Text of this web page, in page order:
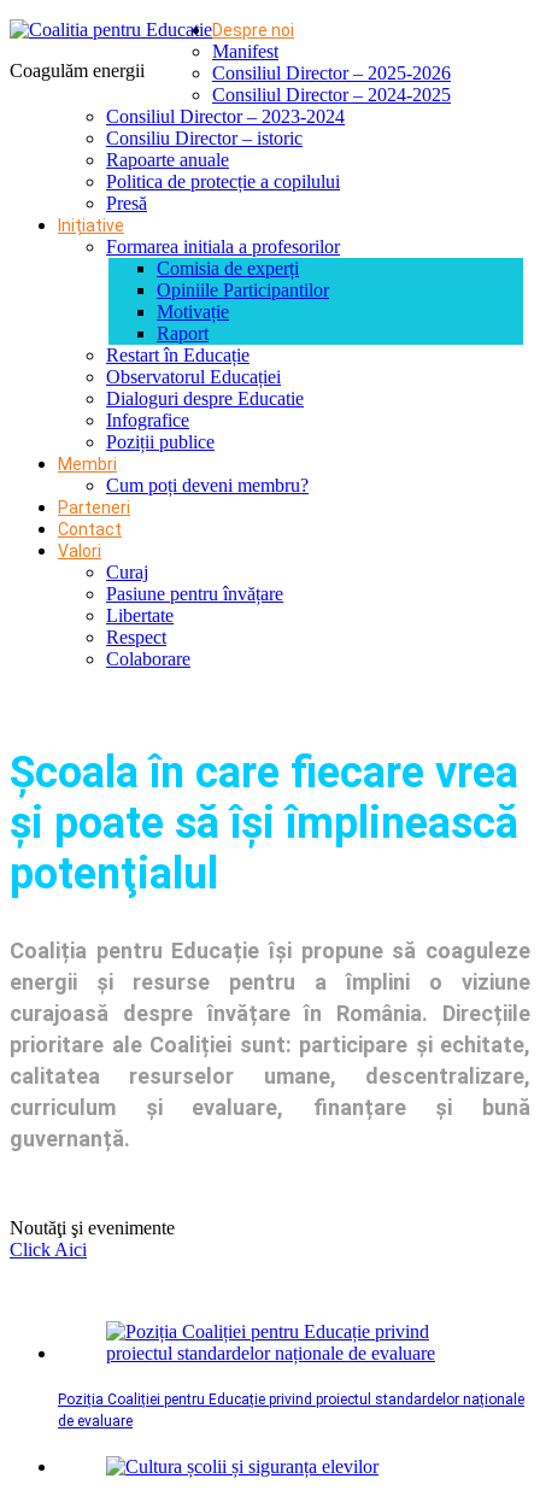
Coagulăm energii
Despre noi
Manifest
Consiliul Director – 2025-2026
Consiliul Director – 2024-2025
Consiliul Director – 2023-2024
Consiliu Director – istoric
Rapoarte anuale
Politica de protecție a copilului
Presă
Inițiative
Formarea initiala a profesorilor
Comisia de experți
Opiniile Participantilor
Motivație
Raport
Restart în Educație
Observatorul Educației
Dialoguri despre Educatie
Infografice
Poziții publice
Membri
Cum poți deveni membru?
Parteneri
Contact
Valori
Curaj
Pasiune pentru învățare
Libertate
Respect
Colaborare
Şcoala în care fiecare vrea
și poate să își împlinească
potenţialul
Coaliția pentru Educație își propune să coaguleze
energii și resurse pentru a împlini o viziune
curajoasă despre învățare în România. Direcțiile
prioritare ale Coaliției sunt: participare și echitate,
calitatea resurselor umane, descentralizare,
curriculum și evaluare, finanțare și bună
guvernanță.
Noutăţi şi evenimente
Click Aici
Poziția Coaliției pentru Educație privind proiectul standardelor naționale
de evaluare